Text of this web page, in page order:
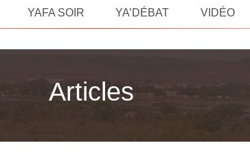
YAFA SOIR YA’DÉBAT VIDÉO
Articles